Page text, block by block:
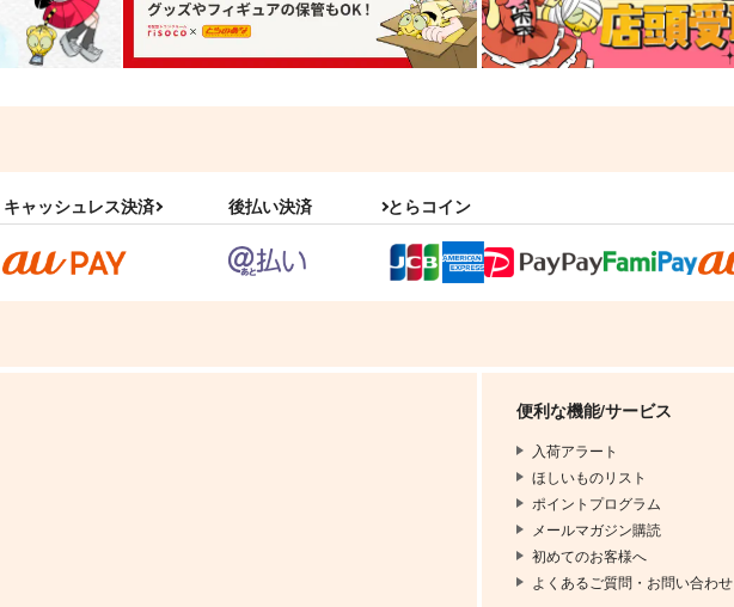
キャッシュレス決済 後払い決済 とらコイン
便利な機能/サービス
入荷アラート
ほしいものリスト
ポイントプログラム
メールマガジン購読
初めてのお客様へ
よくあるご質問・お問い合わせ